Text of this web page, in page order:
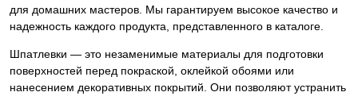
для домашних мастеров. Мы гарантируем высокое качество и
надежность каждого продукта, представленного в каталоге.
Шпатлевки — это незаменимые материалы для подготовки
поверхностей перед покраской, оклейкой обоями или
нанесением декоративных покрытий. Они позволяют устранить